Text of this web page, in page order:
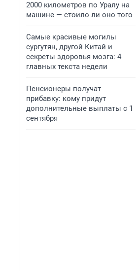
2000 километров по Уралу на
машине — стоило ли оно того
Самые красивые могилы
сургутян, другой Китай и
секреты здоровья мозга: 4
главных текста недели
Пенсионеры получат
прибавку: кому придут
дополнительные выплаты с 1
сентября